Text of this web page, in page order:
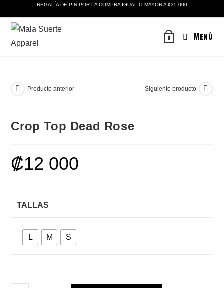
al
contenido
REGALÍA DE PIN POR LA COMPRA IGUAL O MAYOR A ¢35 000
0 Menú
Producto anterior Siguiente producto
Crop Top Dead Rose
₡12 000
TALLAS
L M S